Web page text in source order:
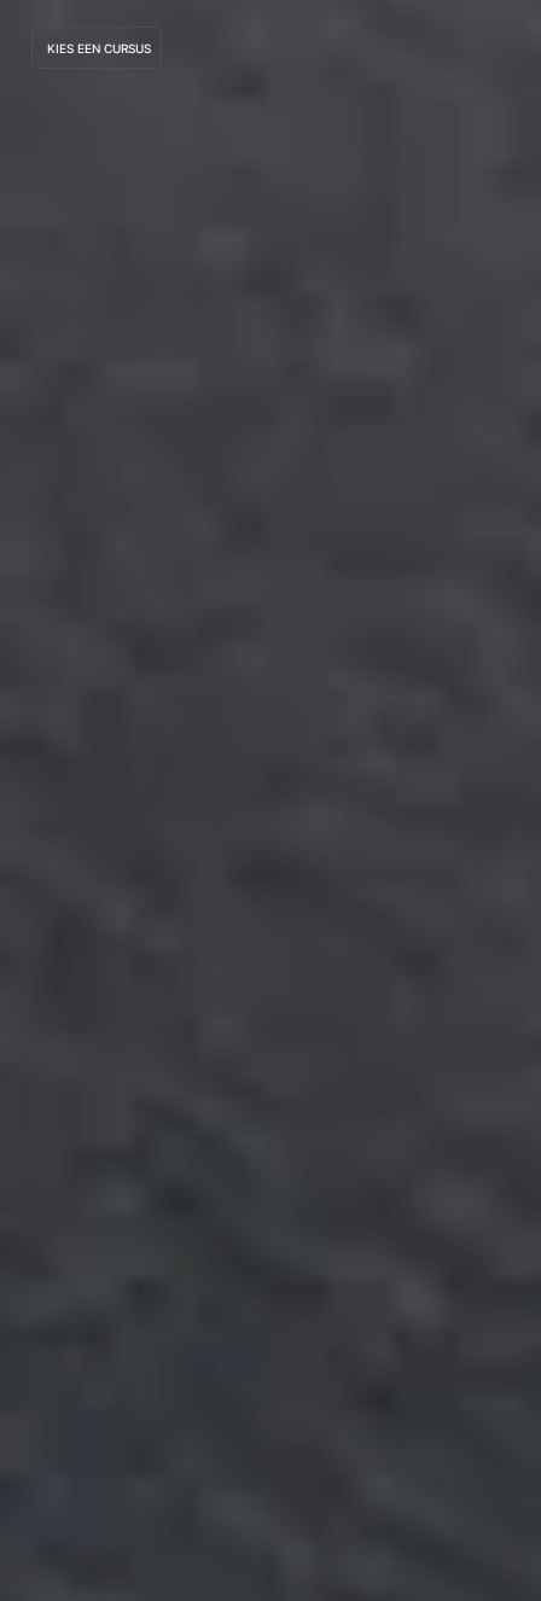
KIES EEN CURSUS